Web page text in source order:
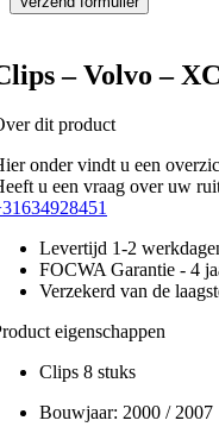
– Volvo –
dit product
onder vindt u een
u een vraag over uw
Levertijd 1-2
FOCWA Garantie - 4
Verzekerd van de
eigenschappen
Clips 8 stuks
Bouwjaar: 2000 / 2007